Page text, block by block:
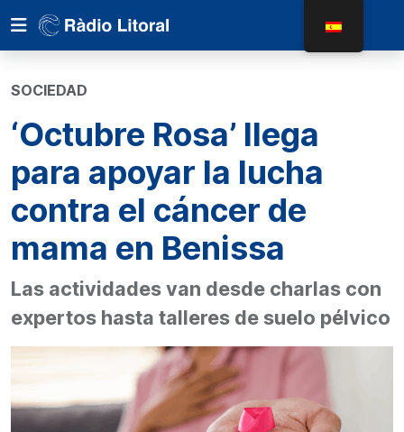
SOCIEDAD
‘Octubre Rosa’ llega
para apoyar la lucha
contra el cáncer de
mama en Benissa
Las actividades van desde charlas con
expertos hasta talleres de suelo pélvico